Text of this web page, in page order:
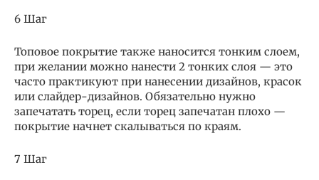
6 Шаг
Топовое покрытие также наносится тонким слоем,
при желании можно нанести 2 тонких слоя — это
часто практикуют при нанесении дизайнов, красок
или слайдер-дизайнов. Обязательно нужно
запечатать торец, если торец запечатан плохо —
покрытие начнет скалываться по краям.
7 Шаг